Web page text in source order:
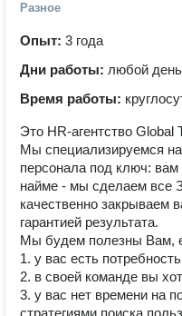
Разное
Опыт: 3 года
Дни работы: любой
Время работы:
Это HR-агентство Global
Мы специализируемся
персонала под ключ:
найме - мы сделаем
качественно закрываем
гарантией результата.
Мы будем полезны Вам,
1. у вас есть
2. в своей команде вы
3. у вас нет времени на
стратегиями поиска